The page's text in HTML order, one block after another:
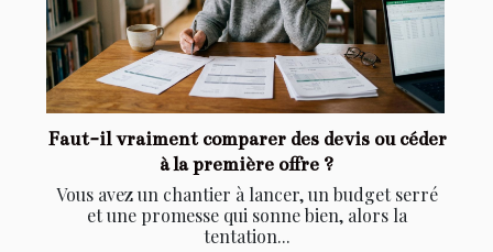
Faut-il vraiment comparer des devis ou céder
à la première offre ?
Vous avez un chantier à lancer, un budget serré
et une promesse qui sonne bien, alors la
tentation...